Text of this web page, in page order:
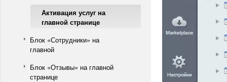
Активация услуг на
главной странице
Блок «Сотрудники» на
главной
Блок «Отзывы» на главной
странице